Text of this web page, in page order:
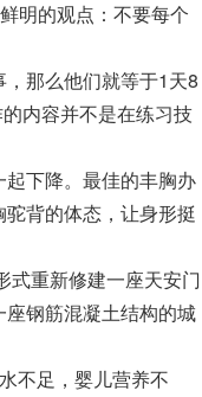
明的观点：不要每个
那么他们就等于1天8
内容并不是在练习技
下降。最佳的丰胸办
背的体态，让身形挺
式重新修建一座天安门
钢筋混凝土结构的城
不足，婴儿营养不